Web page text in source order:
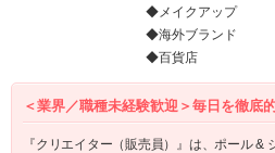
◆メイクアップ
◆海外ブランド
◆百貨店
＜業界／職種未経験歓迎＞毎日を徹底
『クリエイター（販売員）』は、ポール &